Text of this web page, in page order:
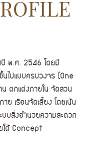
ปี พ.ศ. 2546 โดยมี
ไปแบบครบวงจร (One
ตกแต่งภายใน จัดสวน
ย เรือนจัดเลี้ยง โดยเน้น
บสิ่งอำนวยความสะดวก
ใต้ Concept